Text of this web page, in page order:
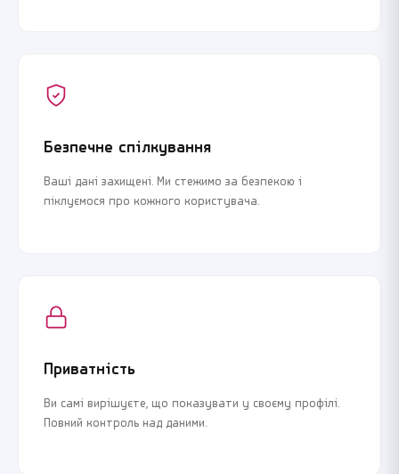
Безпечне спілкування
Ваші дані захищені. Ми стежимо за безпекою і
піклуємося про кожного користувача.
Приватність
Ви самі вирішуєте, що показувати у своєму профілі.
Повний контроль над даними.